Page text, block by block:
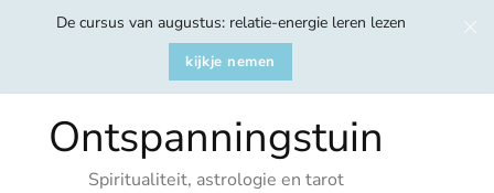
De cursus van augustus: relatie-energie leren lezen
kijkje nemen
Ontspanningstuin
Spiritualiteit, astrologie en tarot